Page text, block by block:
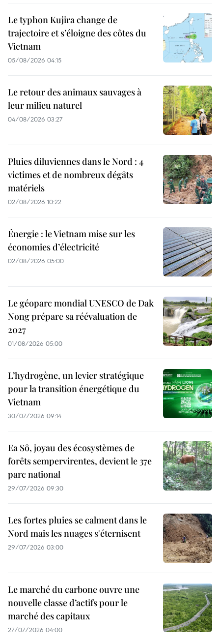
Le typhon Kujira change de
trajectoire et s’éloigne des côtes du
Vietnam
05/08/2026 04:15
Le retour des animaux sauvages à
leur milieu naturel
04/08/2026 03:27
Pluies diluviennes dans le Nord : 4
victimes et de nombreux dégâts
matériels
02/08/2026 10:22
Énergie : le Vietnam mise sur les
économies d’électricité
02/08/2026 05:00
Le géoparc mondial UNESCO de Dak
Nong prépare sa réévaluation de
2027
01/08/2026 05:00
L’hydrogène, un levier stratégique
pour la transition énergétique du
Vietnam
30/07/2026 09:14
Ea Sô, joyau des écosystèmes de
forêts sempervirentes, devient le 37e
parc national
29/07/2026 09:30
Les fortes pluies se calment dans le
Nord mais les nuages s'éternisent
29/07/2026 03:00
Le marché du carbone ouvre une
nouvelle classe d’actifs pour le
marché des capitaux
27/07/2026 04:00